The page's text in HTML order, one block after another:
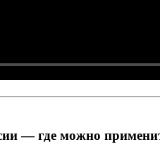
— где можно